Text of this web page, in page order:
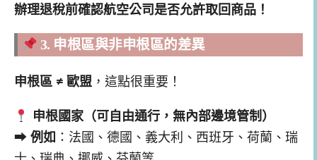
辦理退稅前確認航空公司是否允許取回商品！
3. 申根區與非申根區的差異
申根區 ≠ 歐盟 ，這點很重要！
申根國家（可自由通行，無內部邊境管制）
➡ 例如 ：法國、德國、義大利、西班牙、荷蘭、瑞